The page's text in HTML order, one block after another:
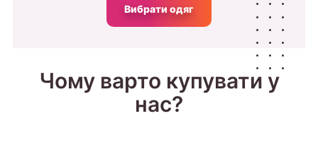
Вибрати одяг
Чому варто купувати у
нас?